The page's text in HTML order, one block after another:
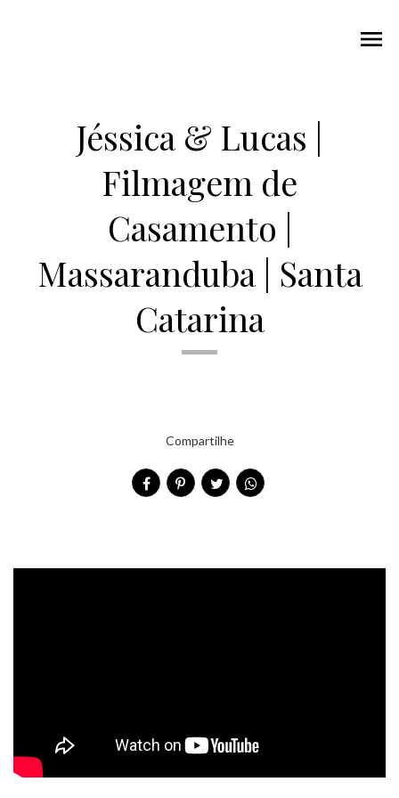
menu
Jéssica & Lucas |
Filmagem de
Casamento |
Massaranduba | Santa
Catarina
Compartilhe